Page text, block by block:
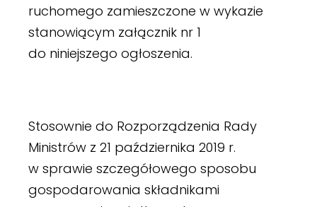
ruchomego zamieszczone w wykazie
stanowiącym załącznik nr 1
do niniejszego ogłoszenia.
Stosownie do Rozporządzenia Rady
Ministrów z 21 października 2019 r.
w sprawie szczegółowego sposobu
gospodarowania składnikami